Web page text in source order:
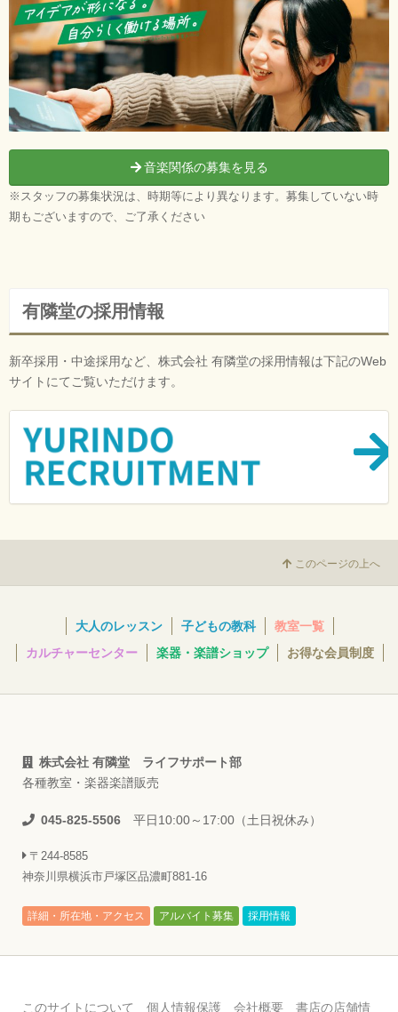
音楽関係の募集を見る
※スタッフの募集状況は、時期等により異なります。募集していない時
期もございますので、ご了承ください
有隣堂の採用情報
新卒採用・中途採用など、株式会社 有隣堂の採用情報は下記のWeb
サイトにてご覧いただけます。
このページの上へ
大人のレッスン 子どもの教科
教室一覧
カルチャーセンター
楽器・楽譜ショップ お得な会員制度
株式会社 有隣堂 ライフサポート部
各種教室・楽器楽譜販売
045-825-5506 平日10:00～17:00（土日祝休み）
〒244-8585
神奈川県横浜市戸塚区品濃町881-16
詳細・所在地・アクセス アルバイト募集 採用情報
このサイトについて 個人情報保護 会社概要 書店の店舗情